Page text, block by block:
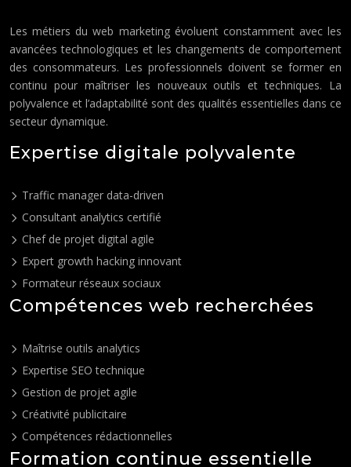
Les métiers du web marketing évoluent constamment avec les
avancées technologiques et les changements de comportement
des consommateurs. Les professionnels doivent se former en
continu pour maîtriser les nouveaux outils et techniques. La
polyvalence et l’adaptabilité sont des qualités essentielles dans ce
secteur dynamique.
Expertise digitale polyvalente
Traffic manager data-driven
Consultant analytics certifié
Chef de projet digital agile
Expert growth hacking innovant
Formateur réseaux sociaux
Compétences web recherchées
Maîtrise outils analytics
Expertise SEO technique
Gestion de projet agile
Créativité publicitaire
Compétences rédactionnelles
Formation continue essentielle